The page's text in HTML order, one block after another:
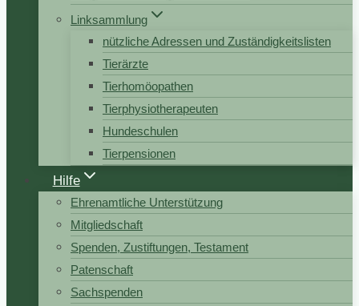
Linksammlung
nützliche Adressen und Zuständigkeitslisten
Tierärzte
Tierhomöopathen
Tierphysiotherapeuten
Hundeschulen
Tierpensionen
Hilfe
Ehrenamtliche Unterstützung
Mitgliedschaft
Spenden, Zustiftungen, Testament
Patenschaft
Sachspenden